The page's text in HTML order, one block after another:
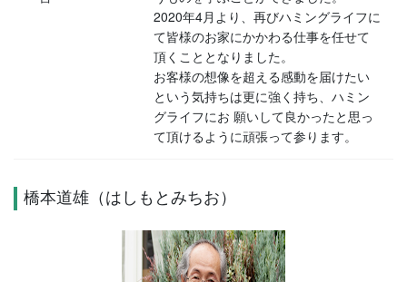
2020年4月より、再びハミングライフに
て皆様のお家にかかわる仕事を任せて
頂くこととなりました。
お客様の想像を超える感動を届けたい
という気持ちは更に強く持ち、ハミン
グライフにお 願いして良かったと思っ
て頂けるように頑張って参ります。
橋本道雄（はしもとみちお）